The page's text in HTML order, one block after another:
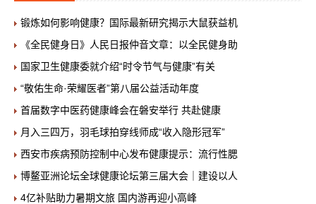
锻炼如何影响健康？国际最新研究揭示大鼠获益机
《全民健身日》人民日报仲音文章：以全民健身助
国家卫生健康委就介绍“时令节气与健康”有关
“敬佑生命·荣耀医者”第八届公益活动年度
首届数字中医药健康峰会在磐安举行 共赴健康
月入三四万，羽毛球拍穿线师成“收入隐形冠军”
西安市疾病预防控制中心发布健康提示：流行性腮
博鳌亚洲论坛全球健康论坛第三届大会｜建设以人
4亿补贴助力暑期文旅 国内游再迎小高峰